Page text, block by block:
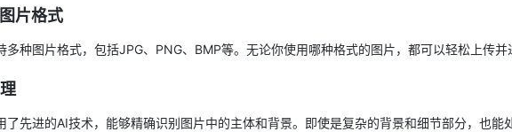
片格式
多种图片格式，包括JPG、PNG、BMP等。无论你使用哪种格式的图片，都可以轻松上传并
了先进的AI技术，能够精确识别图片中的主体和背景。即使是复杂的背景和细节部分，也能